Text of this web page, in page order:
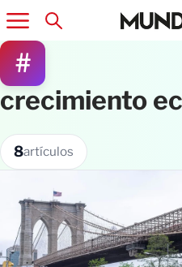
#
crecimiento
8artículos